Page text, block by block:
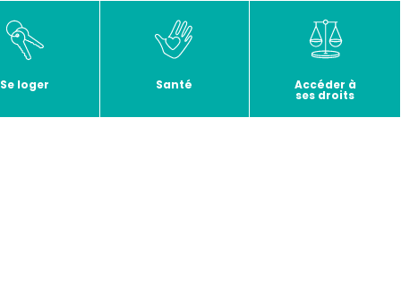
Se loger Santé Accéder à
ses droits